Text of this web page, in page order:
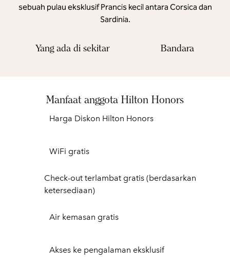
sebuah pulau eksklusif Prancis kecil antara Corsica dan
Sardinia.
Yang ada di sekitar Bandara
Manfaat anggota Hilton Honors
Harga Diskon Hilton Honors
WiFi gratis
Check-out terlambat gratis (berdasarkan
ketersediaan)
Air kemasan gratis
Akses ke pengalaman eksklusif